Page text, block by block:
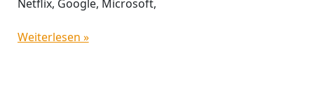
Netflix, Google, Microsoft,
Weiterlesen »